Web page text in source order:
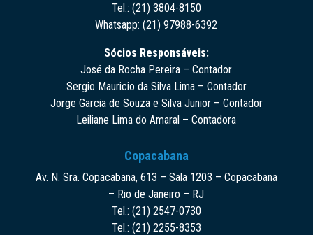
Tel.: (21) 3804-8150
Whatsapp: (21) 97988-6392
Sócios Responsáveis:
José da Rocha Pereira – Contador
Sergio Mauricio da Silva Lima – Contador
Jorge Garcia de Souza e Silva Junior – Contador
Leiliane Lima do Amaral – Contadora
Copacabana
Av. N. Sra. Copacabana, 613 – Sala 1203 – Copacabana
– Rio de Janeiro – RJ
Tel.: (21) 2547-0730
Tel.: (21) 2255-8353